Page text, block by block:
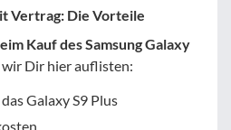
Vertrag: Die Vorteile
Kauf des Samsung Galaxy
wir Dir hier auflisten:
Galaxy S9 Plus